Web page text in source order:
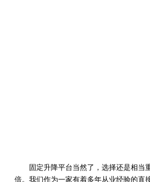
固定升降平台当然了，选择还是相当
倍。我们作为一家有着多年从业经验的直